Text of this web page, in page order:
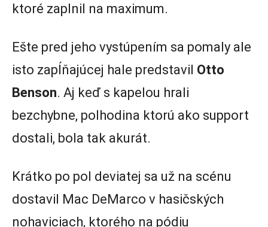
ktoré zaplnil na maximum.
Ešte pred jeho vystúpením sa pomaly ale
isto zapĺňajúcej hale predstavil Otto
Benson. Aj keď s kapelou hrali
bezchybne, polhodina ktorú ako support
dostali, bola tak akurát.
Krátko po pol deviatej sa už na scénu
dostavil Mac DeMarco v hasičských
nohaviciach, ktorého na pódiu